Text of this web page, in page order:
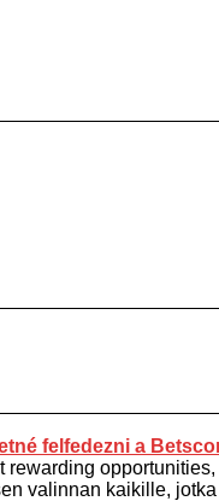
felfedezni a
rewarding
valinnan kaikille,